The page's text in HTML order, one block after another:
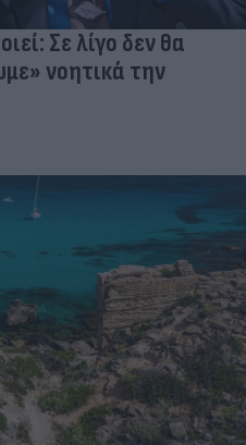
Σε λίγο δεν θα
νοητικά την